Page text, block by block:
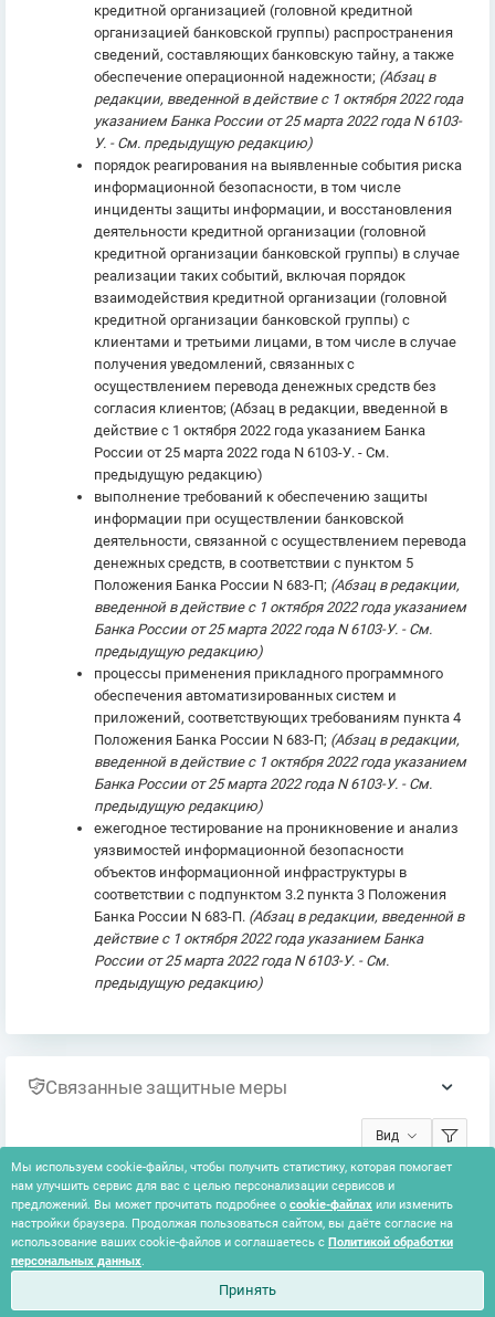
кредитной организацией (головной кредитной
организацией банковской группы) распространения
сведений, составляющих банковскую тайну, а также
обеспечение операционной надежности; (Абзац в
редакции, введенной в действие с 1 октября 2022 года
указанием Банка России от 25 марта 2022 года N 6103-
У. - См. предыдущую редакцию)
порядок реагирования на выявленные события риска
информационной безопасности, в том числе
инциденты защиты информации, и восстановления
деятельности кредитной организации (головной
кредитной организации банковской группы) в случае
реализации таких событий, включая порядок
взаимодействия кредитной организации (головной
кредитной организации банковской группы) с
клиентами и третьими лицами, в том числе в случае
получения уведомлений, связанных с
осуществлением перевода денежных средств без
согласия клиентов; (Абзац в редакции, введенной в
действие с 1 октября 2022 года указанием Банка
России от 25 марта 2022 года N 6103-У. - См.
предыдущую редакцию)
выполнение требований к обеспечению защиты
информации при осуществлении банковской
деятельности, связанной с осуществлением перевода
денежных средств, в соответствии с пунктом 5
Положения Банка России N 683-П; (Абзац в редакции,
введенной в действие с 1 октября 2022 года указанием
Банка России от 25 марта 2022 года N 6103-У. - См.
предыдущую редакцию)
процессы применения прикладного программного
обеспечения автоматизированных систем и
приложений, соответствующих требованиям пункта 4
Положения Банка России N 683-П; (Абзац в редакции,
введенной в действие с 1 октября 2022 года указанием
Банка России от 25 марта 2022 года N 6103-У. - См.
предыдущую редакцию)
ежегодное тестирование на проникновение и анализ
уязвимостей информационной безопасности
объектов информационной инфраструктуры в
соответствии с подпунктом 3.2 пункта 3 Положения
Банка России N 683-П. (Абзац в редакции, введенной в
действие с 1 октября 2022 года указанием Банка
России от 25 марта 2022 года N 6103-У. - См.
предыдущую редакцию)
Связанные защитные меры
Вид
Ничего не найдено
Мы используем cookie-файлы, чтобы получить статистику, которая помогает
нам улучшить сервис для вас с целью персонализации сервисов и
предложений. Вы может прочитать подробнее о cookie-файлах или изменить
настройки браузера. Продолжая пользоваться сайтом, вы даёте согласие на
использование ваших cookie-файлов и соглашаетесь с Политикой обработки
персональных данных.
Принять